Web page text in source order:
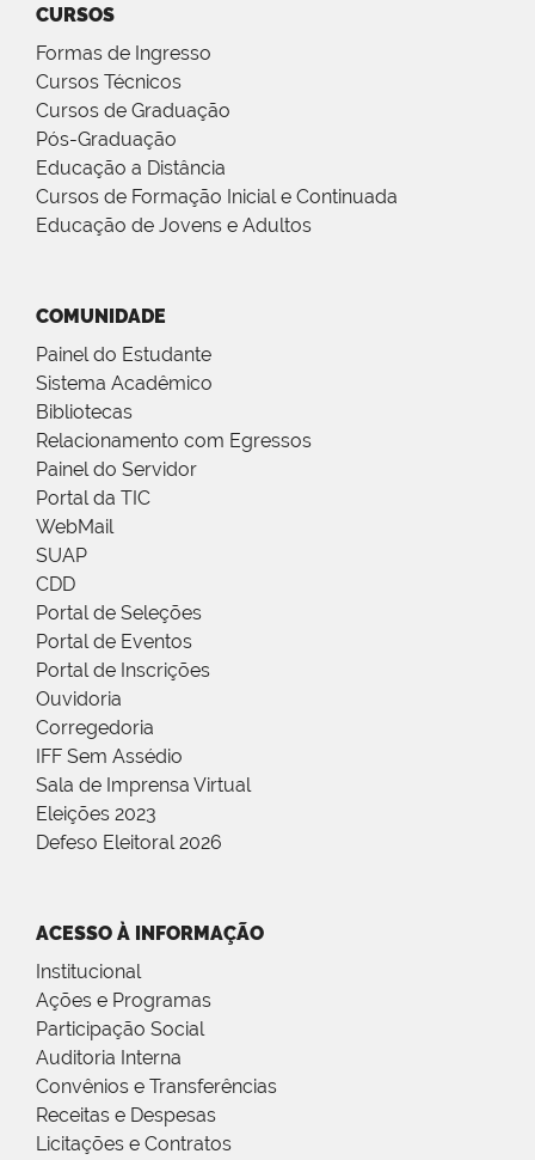
CURSOS
Formas de Ingresso
Cursos Técnicos
Cursos de Graduação
Pós-Graduação
Educação a Distância
Cursos de Formação Inicial e Continuada
Educação de Jovens e Adultos
COMUNIDADE
Painel do Estudante
Sistema Acadêmico
Bibliotecas
Relacionamento com Egressos
Painel do Servidor
Portal da TIC
WebMail
SUAP
CDD
Portal de Seleções
Portal de Eventos
Portal de Inscrições
Ouvidoria
Corregedoria
IFF Sem Assédio
Sala de Imprensa Virtual
Eleições 2023
Defeso Eleitoral 2026
ACESSO À INFORMAÇÃO
Institucional
Ações e Programas
Participação Social
Auditoria Interna
Convênios e Transferências
Receitas e Despesas
Licitações e Contratos